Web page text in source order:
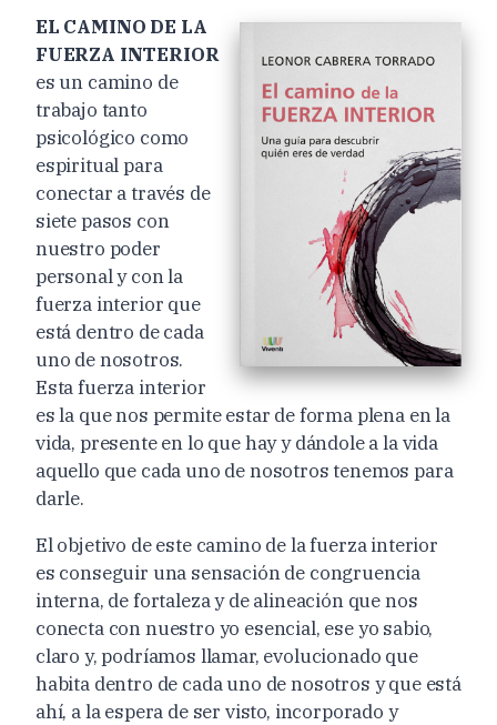
EL CAMINO DE LA
FUERZA INTERIOR
es un camino de
trabajo tanto
psicológico como
espiritual para
conectar a través de
siete pasos con
nuestro poder
personal y con la
fuerza interior que
está dentro de cada
uno de nosotros.
Esta fuerza interior
es la que nos permite estar de forma plena en la
vida, presente en lo que hay y dándole a la vida
aquello que cada uno de nosotros tenemos para
darle.
El objetivo de este camino de la fuerza interior
es conseguir una sensación de congruencia
interna, de fortaleza y de alineación que nos
conecta con nuestro yo esencial, ese yo sabio,
claro y, podríamos llamar, evolucionado que
habita dentro de cada uno de nosotros y que está
ahí, a la espera de ser visto, incorporado y